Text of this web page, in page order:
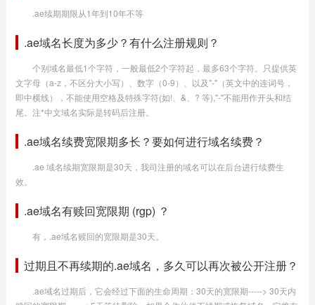
.ae续期期限从1年到10年不等
.ae域名长度为多少？有什么注册规则？
个别域名最低1个字符，一般最低2个字符起，最多63个字符。只提供英
文字母（a-z，不区分大小写）、数字（0-9）、以及"-"（英文中的连词号，
即中横线），不能使用空格及特殊字符(如!、&、? 等),"-"不能用作开头和结
尾。注*中文域名实际是转码后注册。
.ae域名续费宽限期多长？要如何进行域名续费？
.ae 域名续期宽限期是30天，我司注册的域名可以在后台进行续费生
效。
.ae域名有赎回宽限期 (rgp) ？
有，.ae域名赎回的宽限期是30天。
过期且不再续期的.ae域名，多久可以再次被公开注册？
.ae域名过期后，它会经过下面的生命周期：30天的宽限期-----> 30天内